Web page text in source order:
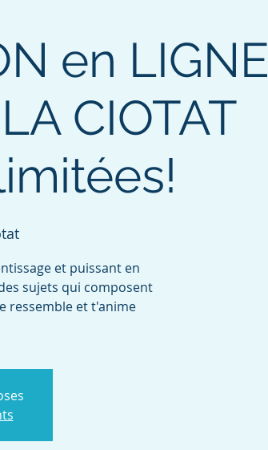
en LIGNE
CIOTAT
et puissant en
sujets qui composent
ressemble et t'anime